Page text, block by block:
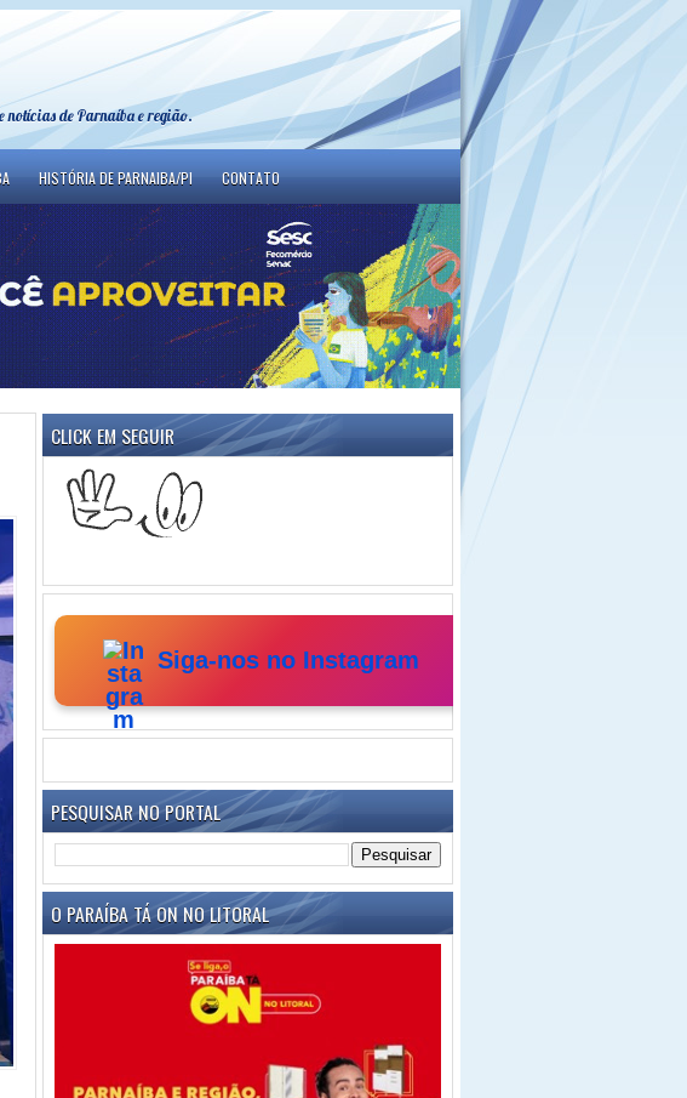
notícias de Parnaíba e região.
HISTÓRIA DE PARNAIBA/PI CONTATO
CLICK EM SEGUIR
Siga-nos no Instagram
PESQUISAR NO PORTAL
O PARAÍBA TÁ ON NO LITORAL